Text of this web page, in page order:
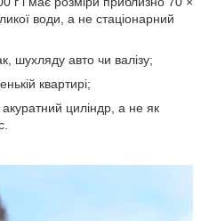
води, а не стаціонарний
шухляду авто чи валізу;
квартирі;
акуратний циліндр, а не як